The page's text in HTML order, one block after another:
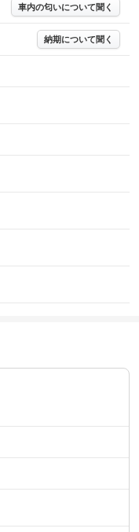
定日の鑑定結果となりま
車内の匂いについて聞く
納期について聞く